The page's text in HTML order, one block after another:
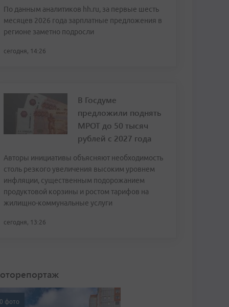
По данным аналитиков hh.ru, за первые шесть
месяцев 2026 года зарплатные предложения в
регионе заметно подросли
сегодня, 14:26
В Госдуме
предложили поднять
МРОТ до 50 тысяч
рублей с 2027 года
Авторы инициативы объясняют необходимость
столь резкого увеличения высоким уровнем
инфляции, существенным подорожанием
продуктовой корзины и ростом тарифов на
жилищно-коммунальные услуги
сегодня, 13:26
фото